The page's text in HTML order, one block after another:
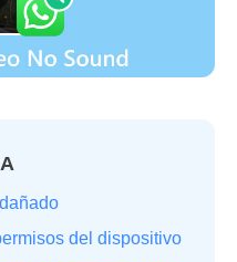
del dispositivo